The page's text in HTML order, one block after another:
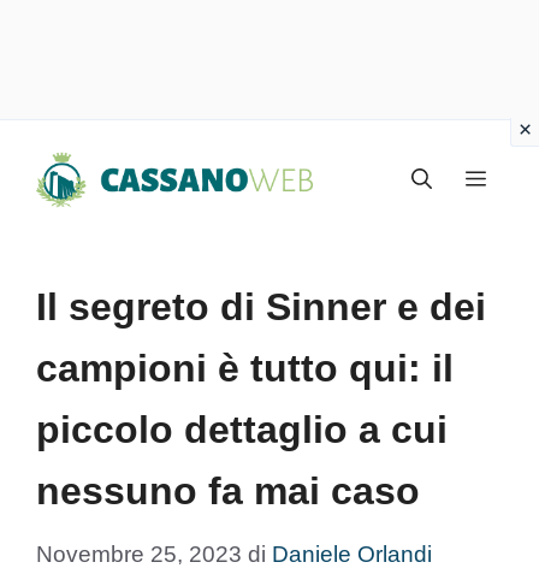
Menu
Il segreto di Sinner e dei
campioni è tutto qui: il
piccolo dettaglio a cui
nessuno fa mai caso
Novembre 25, 2023 di Daniele Orlandi